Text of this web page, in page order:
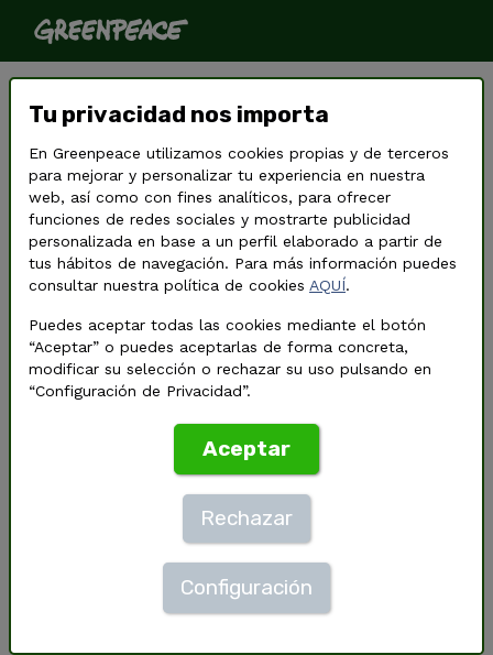
Protejamos la costa de
Tenerife antes de que la
destrocen
Pedro Armestre / Greenpeace
Especial de Conservación Franja Marina Teno-Rasca
joya de la biodiversidad que integra la red Natura 2000:
Tu privacidad nos importa
En Greenpeace utilizamos cookies propias y de terceros
para mejorar y personalizar tu experiencia en nuestra
web, así como con fines analíticos, para ofrecer
funciones de redes sociales y mostrarte publicidad
personalizada en base a un perfil elaborado a partir de
tus hábitos de navegación. Para más información puedes
consultar nuestra política de cookies AQUÍ.
Puedes aceptar todas las cookies mediante el botón
“Aceptar” o puedes aceptarlas de forma concreta,
modificar su selección o rechazar su uso pulsando en
“Configuración de Privacidad”.
Aceptar
Rechazar
Configuración